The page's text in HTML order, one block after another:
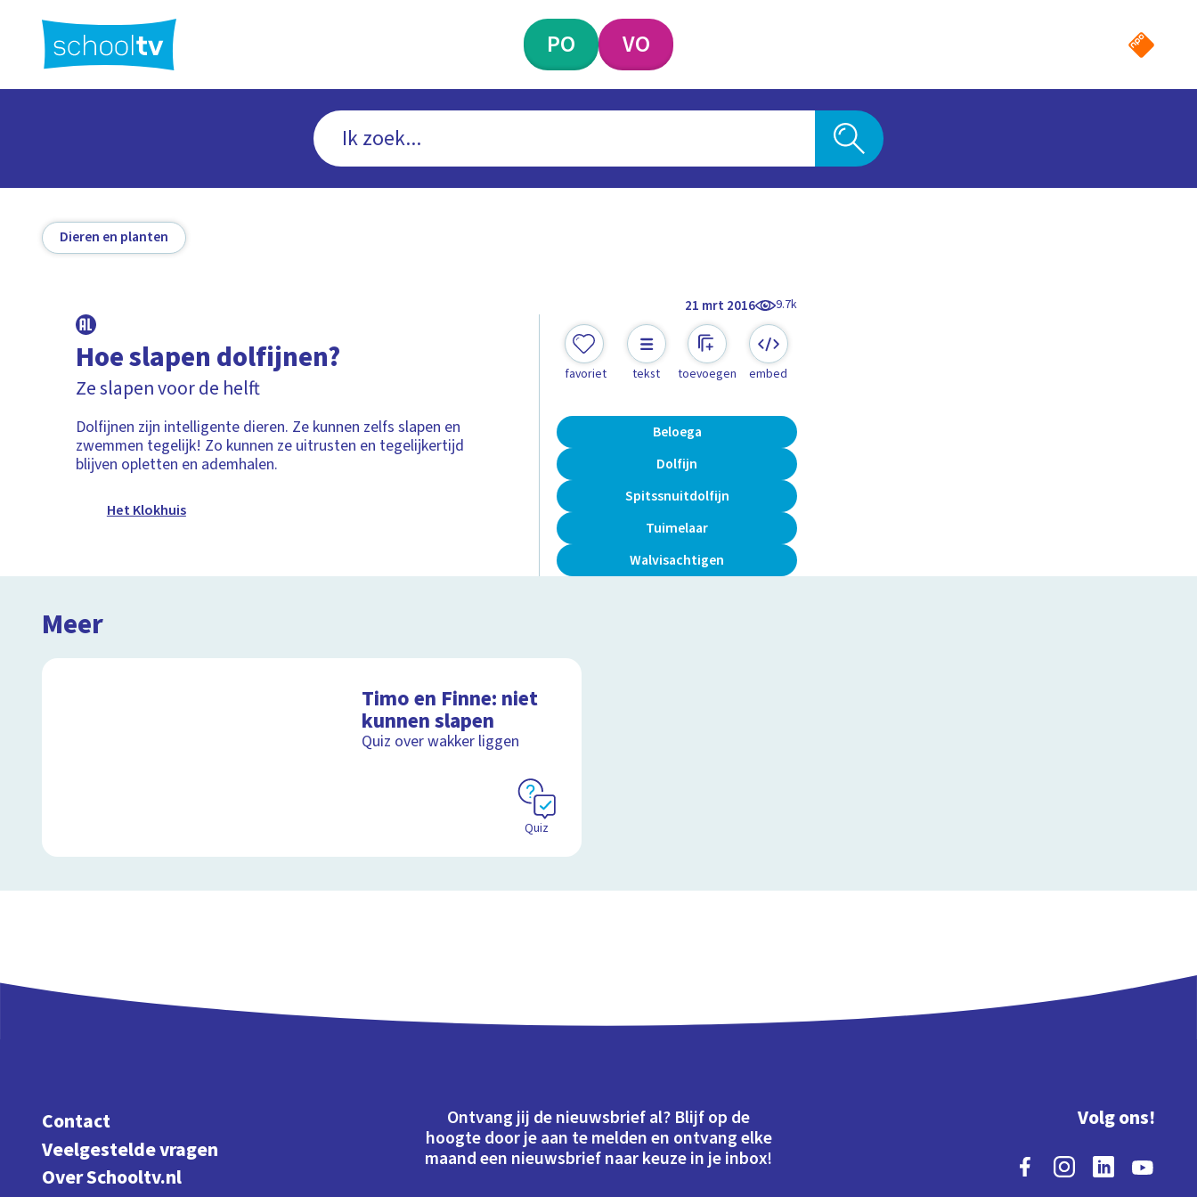
hoofdinhoud
PO VO
Dieren en planten
21 mrt 2016 9.7k
Hoe slapen dolfijnen?
Ze slapen voor de helft
Dolfijnen zijn intelligente dieren. Ze kunnen zelfs slapen en
zwemmen tegelijk! Zo kunnen ze uitrusten en tegelijkertijd
blijven opletten en ademhalen.
Het Klokhuis
favoriet tekst toevoegen embed
Beloega
Dolfijn
Spitssnuitdolfijn
Tuimelaar
Walvisachtigen
Meer
Timo en Finne: niet
kunnen slapen
Quiz over wakker liggen
Quiz
Contact
Veelgestelde vragen
Over Schooltv.nl
Ontvang jij de nieuwsbrief al? Blijf op de
hoogte door je aan te melden en ontvang elke
maand een nieuwsbrief naar keuze in je inbox!
Volg ons!